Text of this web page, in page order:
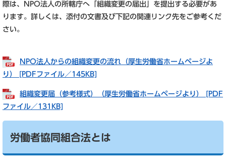
際は、NPO法人の所轄庁へ「組織変更の届出」を提出する必要があ
ります。詳しくは、添付の文書及び下記の関連リンク先をご参考くだ
さい。
NPO法人からの組織変更の流れ（厚生労働省ホームページよ
り） [PDFファイル／145KB]
組織変更届（参考様式）（厚生労働省ホームページより） [PDF
ファイル／131KB]
労働者協同組合法とは